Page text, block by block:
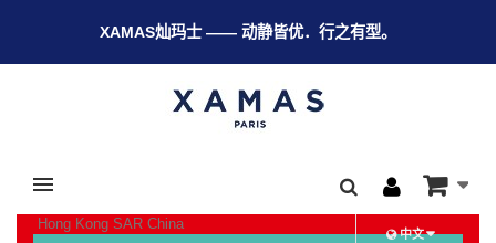
XAMAS灿玛士 —— 动静皆优．行之有型。
Hong Kong SAR China
中文